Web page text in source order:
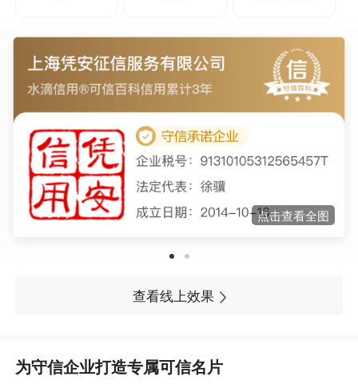
点击查看全图
查看线上效果
为守信企业打造专属可信名片